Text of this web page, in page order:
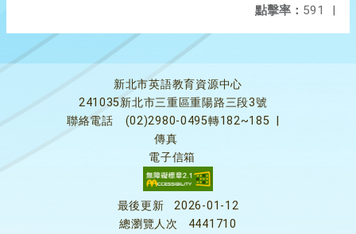
點擊率： 591 |
新北市英語教育資源中心
241035新北市三重區重陽路三段3號
聯絡電話
(02)2980-0495轉182~185
傳真
電子信箱
最後更新
2026-01-12
總瀏覽人次
4441710